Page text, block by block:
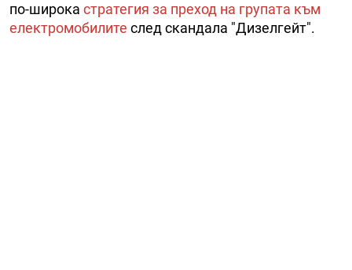
по-широка стратегия за преход на групата към
електромобилите след скандала "Дизелгейт".